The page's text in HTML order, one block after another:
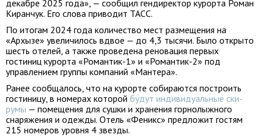
декабре 2025 года», — сообщил гендиректор курорта Роман
Киранчук. Его слова приводит ТАСС.
По итогам 2024 года количество мест размещения на
«Архызе» увеличилось вдвое — до 4,3 тысячи. Было открыто
шесть отелей, а также проведена реновация первых
гостиниц курорта «Романтик-1» и «Романтик-2» под
управлением группы компаний «Мантера».
Ранее сообщалось, что на курорте собираются построить
гостиницу, в номерах которой будут индивидуальные ски-
румы — помещения для сушки и хранения горнолыжного
снаряжения и одежды. Отель «Феникс» предложит гостям
215 номеров уровня 4 звезды.